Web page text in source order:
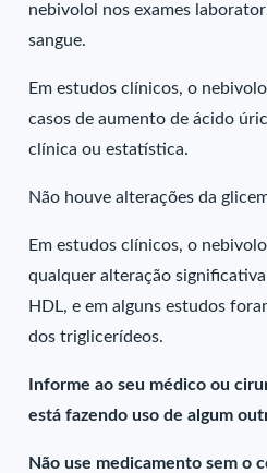
nebivolol nos exames
sangue.
Em estudos clínicos, o
casos de aumento de ácido
clínica ou estatística.
Não houve alterações da
Em estudos clínicos, o
qualquer alteração
HDL, e em alguns estudos
dos triglicerídeos.
Informe ao seu médico ou
está fazendo uso de algum
Não use medicamento sem o